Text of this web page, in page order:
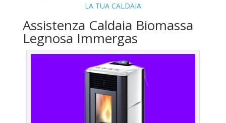
LA TUA CALDAIA
Assistenza Caldaia Biomassa
Legnosa Immergas